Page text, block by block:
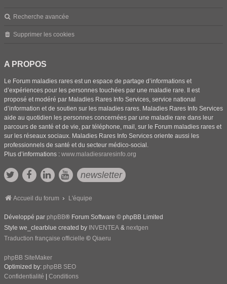
Recherche avancée
Supprimer les cookies
A PROPOS
Le Forum maladies rares est un espace de partage d’informations et
d’expériences pour les personnes touchées par une maladie rare. Il est
proposé et modéré par Maladies Rares Info Services, service national
d’information et de soutien sur les maladies rares. Maladies Rares Info Services
aide au quotidien les personnes concernées par une maladie rare dans leur
parcours de santé et de vie, par téléphone, mail, sur le Forum maladies rares et
sur les réseaux sociaux. Maladies Rares Info Services oriente aussi les
professionnels de santé et du secteur médico-social.
Plus d’informations : www.maladiesraresinfo.org
newsletter
Accueil du forum L'équipe
Développé par phpBB® Forum Software © phpBB Limited
Style we_clearblue created by INVENTEA & nextgen
Traduction française officielle © Qiaeru
phpBB SiteMaker
Optimized by: phpBB SEO
Confidentialité
Conditions